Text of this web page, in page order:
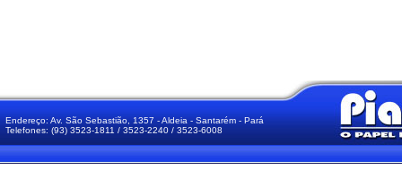
Endereço: Av. São Sebastião, 1357 - Aldeia - Santarém - Pará
Telefones: (93) 3523-1811 / 3523-2240 / 3523-6008